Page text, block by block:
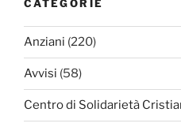
CATEGORIE
Anziani (220)
Avvisi (58)
Centro di Solidarietà